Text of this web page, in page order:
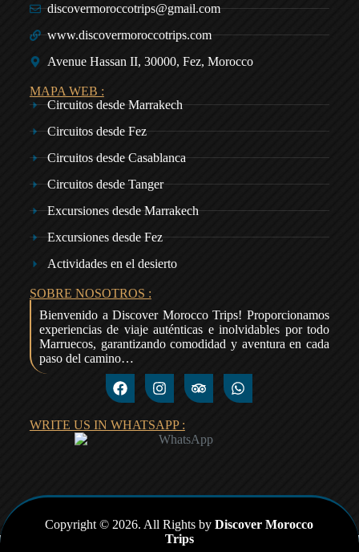
discovermoroccotrips@gmail.com
www.discovermoroccotrips.com
Avenue Hassan II, 30000, Fez, Morocco
MAPA WEB :
Circuitos desde Marrakech
Circuitos desde Fez
Circuitos desde Casablanca
Circuitos desde Tanger
Excursiones desde Marrakech
Excursiones desde Fez
Actividades en el desierto
SOBRE NOSOTROS :
Bienvenido a Discover Morocco Trips! Proporcionamos
experiencias de viaje auténticas e inolvidables por todo
Marruecos, garantizando comodidad y aventura en cada
paso del camino…
WRITE US IN WHATSAPP :
Copyright © 2026. All Rights byDiscover Morocco
Trips